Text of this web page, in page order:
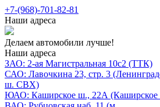
+7-(968)-701-82-81
Наши адреса
Делаем автомобили лучше!
Наши адреса
ЗАО: 2-ая Магистральная 10с2 (ТТК)
САО: Лавочкина 23, стр. 3
ш. СВХ)
ЮАО: Каширское ш., 22А